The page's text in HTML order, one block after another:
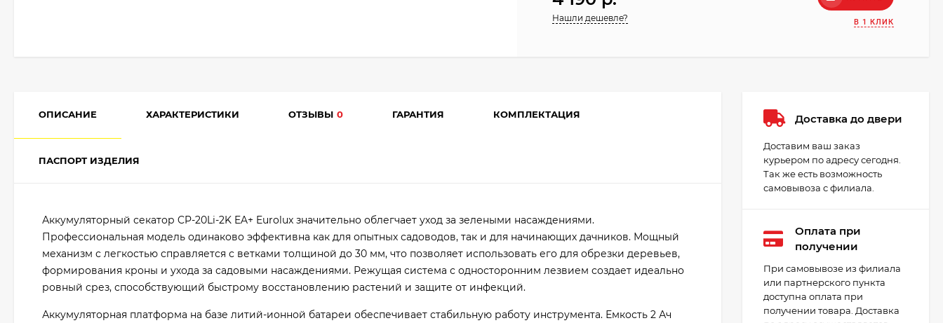
Нашли дешевле? В 1 КЛИК
ОПИСАНИЕ ХАРАКТЕРИСТИКИ ОТЗЫВЫ 0 ГАРАНТИЯ КОМПЛЕКТАЦИЯ
ПАСПОРТ ИЗДЕЛИЯ
Аккумуляторный секатор CP-20Li-2K EA+ Eurolux значительно облегчает уход за зелеными насаждениями.
Профессиональная модель одинаково эффективна как для опытных садоводов, так и для начинающих дачников. Мощный
механизм с легкостью справляется с ветками толщиной до 30 мм, что позволяет использовать его для обрезки деревьев,
формирования кроны и ухода за садовыми насаждениями. Режущая система с односторонним лезвием создает идеально
ровный срез, способствующий быстрому восстановлению растений и защите от инфекций.
Аккумуляторная платформа на базе литий-ионной батареи обеспечивает стабильную работу инструмента. Емкость 2 Ач
Доставка до двери
Доставим ваш заказ
курьером по адресу сегодня.
Так же есть возможность
самовывоза с филиала.
Оплата при
получении
При самовывозе из филиала
или партнерского пункта
доступна оплата при
получении товара. Доставка